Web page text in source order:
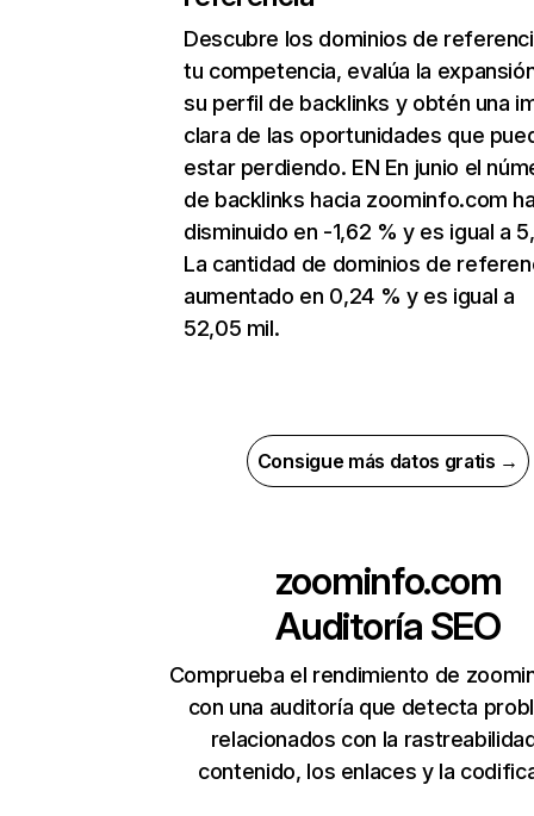
Descubre los dominios de
tu competencia, evalúa la
su perfil de backlinks y obtén una
clara de las oportunidades que
estar perdiendo. EN En junio el
de backlinks hacia zoominfo.com
disminuido en -1,62 % y es igual a
La cantidad de dominios de
aumentado en 0,24 % y es igual a
52,05 mil.
Consigue más datos gratis →
zoominfo.com
Auditoría SEO
Comprueba el rendimiento de
con una auditoría que detecta
relacionados con la
contenido, los enlaces y la